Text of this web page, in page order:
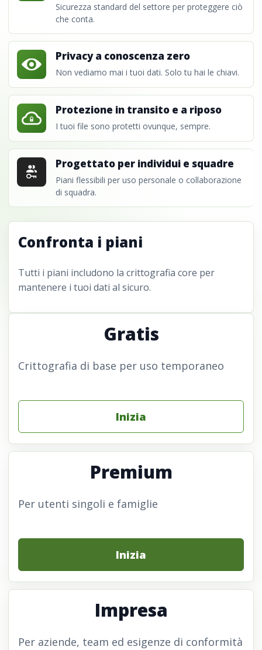
Sicurezza standard del settore per proteggere ciò
che conta.
Privacy a conoscenza zero
Non vediamo mai i tuoi dati. Solo tu hai le chiavi.
Protezione in transito e a riposo
I tuoi file sono protetti ovunque, sempre.
Progettato per individui e squadre
Piani flessibili per uso personale o collaborazione
di squadra.
Confronta i piani
Tutti i piani includono la crittografia core per
mantenere i tuoi dati al sicuro.
Gratis
Crittografia di base per uso temporaneo
Inizia
Premium
Per utenti singoli e famiglie
Inizia
Impresa
Per aziende, team ed esigenze di conformità